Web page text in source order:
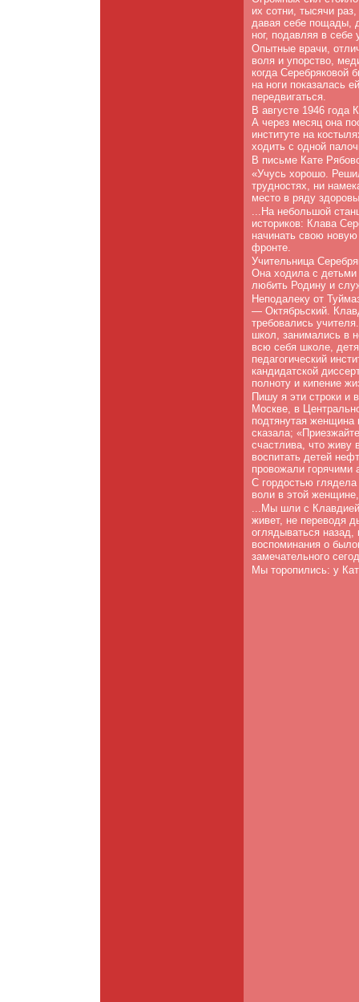
их сотни, тысячи
давая себе пощады,
ног, подавляя в себе
Опытные врачи,
воля и упорство,
когда Серебряковой
на ноги показалась
передвигаться.
В августе 1946 года
А через месяц она
институте на
ходить с одной
В письме Кате
«Учусь хорошо.
трудностях, ни
место в ряду
...На небольшой
историков: Клава
начинать свою
фронте.
Учительница
Она ходила с детьми
любить Родину и
Неподалеку от
— Октябрьский.
требовались
школ, занимались в
всю себя школе,
педагогический
кандидатской
полноту и кипение
Пишу я эти строки и
Москве, в
подтянутая женщина
сказала;
счастлива, что живу
воспитать детей
провожали горячими
С гордостью
воли в этой
...Мы шли с
живет, не переводя
оглядываться
воспоминания о
замечательного
Мы торопились: у